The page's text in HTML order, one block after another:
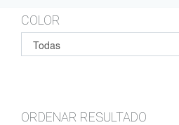
COLOR
ORDENAR RESULTADO